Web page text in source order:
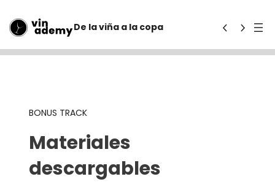
De la viña a la copa
BONUS TRACK
Materiales
descargables